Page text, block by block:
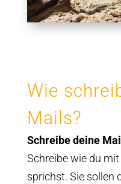
Wie
Mails?
Schreibe deine
Schreibe wie du
sprichst. Sie sollen